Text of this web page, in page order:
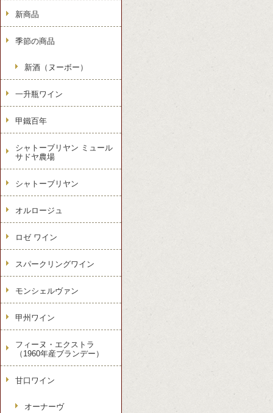
新商品
季節の商品
新酒（ヌーボー）
一升瓶ワイン
甲鐵百年
シャトーブリヤン ミュール
サドヤ農場
シャトーブリヤン
オルロージュ
ロゼ ワイン
スパークリングワイン
モンシェルヴァン
甲州ワイン
フィーヌ・エクストラ
（1960年産ブランデー）
甘口ワイン
オーナーヴ